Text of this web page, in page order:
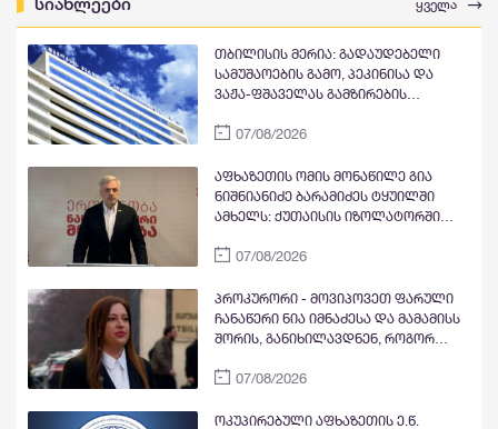
ყველა
თბილისის მერია: გადაუდებელი
სამუშაოების გამო, პეკინისა და
ვაჟა-ფშაველას გამზირების
მიმართულებით მოძრაობა
07/08/2026
აფხაზეთის ომის მონაწილე გია
ნიშნიანიძე ბარამიძეს ტყუილში
ამხელს: ქუთაისის იზოლატორში
მეომარი, იმავე დღეს გავფრინდი
არძინბა, ოზგანი და ბესლან
კობახია, მოიყვანეს ჩვენი ბიჭები და
მოხდა გაცვლა ყველა ყველაზე. რა
ბარამიძე არც ყოფილა და არც
07/08/2026
პროკურორი - მოვიპოვეთ ფარული
ჩანაწერი ნია იმნაძესა და მამამისს
შორის, განიხილავდნენ, როგორ
ნიას მამა ამბობს, რომ არასწორად
სხვანაირად ვერ მოიქცეოდა,
07/08/2026
ოკუპირებული აფხაზეთის ე.წ.